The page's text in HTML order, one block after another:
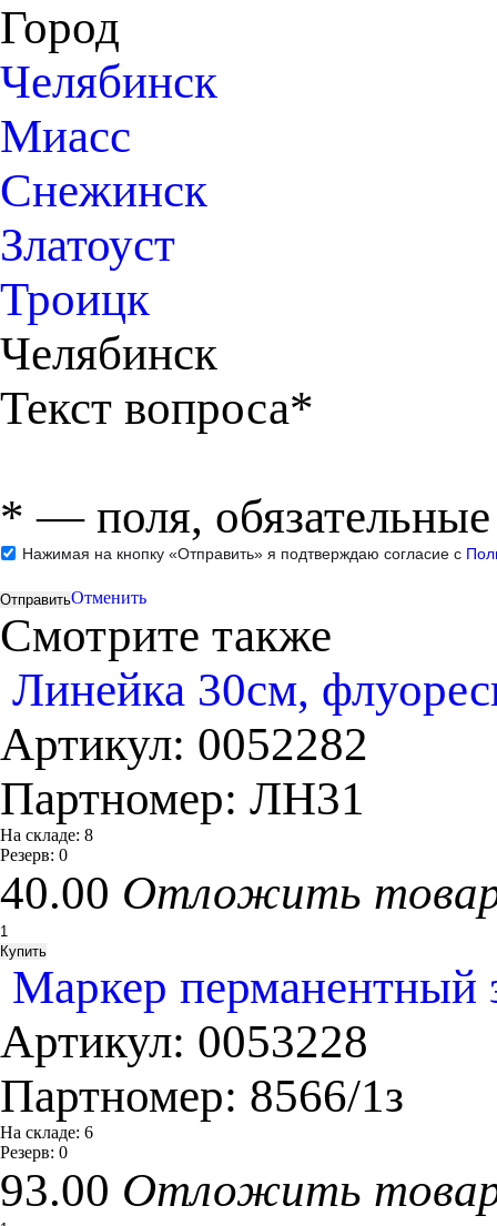
Город
Челябинск
Миасс
Снежинск
Златоуст
Троицк
Челябинск
Текст вопроса*
* — поля,
Нажимая на кнопку «Отправить» я подтверждаю согласие с
Отменить
Смотрите также
Линейка 30см,
Артикул: 0052282
Партномер: ЛН31
На складе: 8
Резерв: 0
40.00 Отложить
Маркер перманентный
Артикул: 0053228
Партномер: 8566/1з
На складе: 6
Резерв: 0
93.00 Отложить